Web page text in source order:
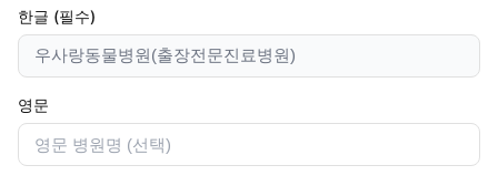
한글 (필수)
영문